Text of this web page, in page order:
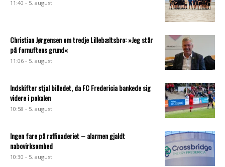
11:40 - 5. august
Christian Jørgensen om tredje Lillebæltsbro: »Jeg står
på fornuftens grund«
11:06 - 5. august
Indskifter stjal billedet, da FC Fredericia bankede sig
videre i pokalen
10:58 - 5. august
Ingen fare på raffinaderiet – alarmen gjaldt
nabovirksomhed
10:30 - 5. august